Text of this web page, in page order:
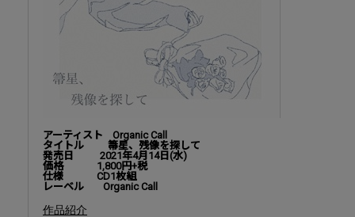
アーティスト Organic Call
タイトル 箒星、残像を探して
発売日 2021年4月14日(水)
価格 1,800円+税
仕様 CD1枚組
レーベル Organic Call
作品紹介